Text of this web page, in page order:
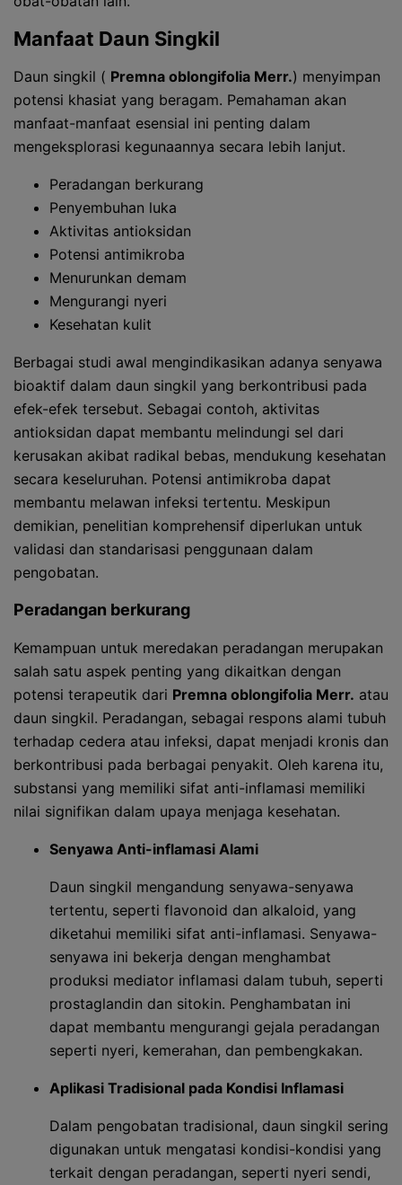
Manfaat Daun Singkil
Daun singkil ( Premna oblongifolia Merr.) menyimpan
potensi khasiat yang beragam. Pemahaman akan
manfaat-manfaat esensial ini penting dalam
mengeksplorasi kegunaannya secara lebih lanjut.
Peradangan berkurang
Penyembuhan luka
Aktivitas antioksidan
Potensi antimikroba
Menurunkan demam
Mengurangi nyeri
Kesehatan kulit
Berbagai studi awal mengindikasikan adanya senyawa
bioaktif dalam daun singkil yang berkontribusi pada
efek-efek tersebut. Sebagai contoh, aktivitas
antioksidan dapat membantu melindungi sel dari
kerusakan akibat radikal bebas, mendukung kesehatan
secara keseluruhan. Potensi antimikroba dapat
membantu melawan infeksi tertentu. Meskipun
demikian, penelitian komprehensif diperlukan untuk
validasi dan standarisasi penggunaan dalam
pengobatan.
Peradangan berkurang
Kemampuan untuk meredakan peradangan merupakan
salah satu aspek penting yang dikaitkan dengan
potensi terapeutik dari Premna oblongifolia Merr. atau
daun singkil. Peradangan, sebagai respons alami tubuh
terhadap cedera atau infeksi, dapat menjadi kronis dan
berkontribusi pada berbagai penyakit. Oleh karena itu,
substansi yang memiliki sifat anti-inflamasi memiliki
nilai signifikan dalam upaya menjaga kesehatan.
Senyawa Anti-inflamasi Alami
Daun singkil mengandung senyawa-senyawa
tertentu, seperti flavonoid dan alkaloid, yang
diketahui memiliki sifat anti-inflamasi. Senyawa-
senyawa ini bekerja dengan menghambat
produksi mediator inflamasi dalam tubuh, seperti
prostaglandin dan sitokin. Penghambatan ini
dapat membantu mengurangi gejala peradangan
seperti nyeri, kemerahan, dan pembengkakan.
Aplikasi Tradisional pada Kondisi Inflamasi
Dalam pengobatan tradisional, daun singkil sering
digunakan untuk mengatasi kondisi-kondisi yang
terkait dengan peradangan, seperti nyeri sendi,